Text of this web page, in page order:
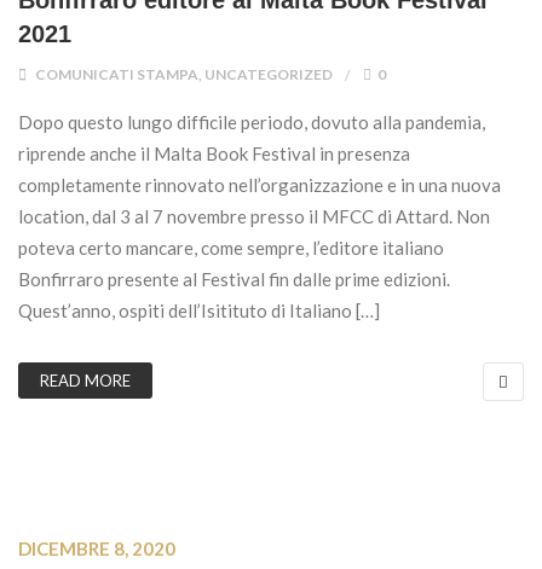
2021
COMUNICATI STAMPA, UNCATEGORIZED 0
Dopo questo lungo difficile periodo, dovuto alla pandemia,
riprende anche il Malta Book Festival in presenza
completamente rinnovato nell’organizzazione e in una nuova
location, dal 3 al 7 novembre presso il MFCC di Attard. Non
poteva certo mancare, come sempre, l’editore italiano
Bonfirraro presente al Festival fin dalle prime edizioni.
Quest’anno, ospiti dell’Isitituto di Italiano […]
READ MORE
DICEMBRE 8, 2020